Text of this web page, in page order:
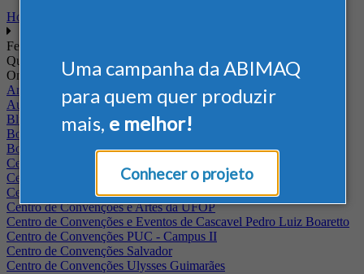
Uma campanha da ABIMAQ
para quem quer produzir
mais, e melhor!
Conhecer o projeto
Home
Feiras
Quando
Onde
Arena Jaguariuna
Auditório Albano Franco - FIEPA
Blumenau - SC
BolognaFiere
Boulevard Olimpico - RJ
Centro Internacional de Convenções do Brasil, em Brasília
Centro de Convenções - SE
Centro de Convenções de Pernambuco - PE
Centro de Convenções e Artes da UFOP
Centro de Convenções e Eventos de Cascavel Pedro Luiz Boaretto
Centro de Convenções PUC - Campus II
Centro de Convenções Salvador
Centro de Convenções Ulysses Guimarães